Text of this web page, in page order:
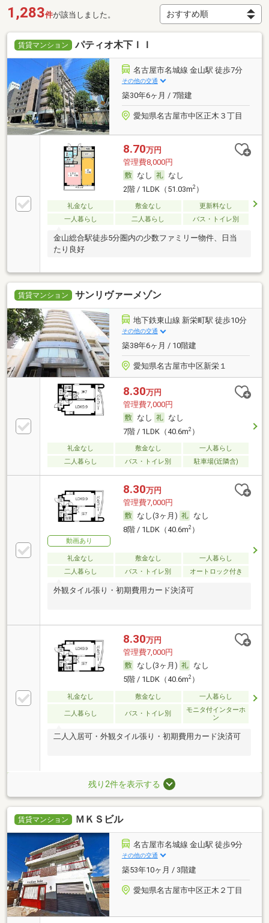
1,283件が該当しました。
賃貸マンション パティオ木下ＩＩ
名古屋市名城線 金山駅 徒歩7分
その他の交通
築30年6ヶ月 / 7階建
愛知県名古屋市中区正木３丁目
8.70万円
管理費8,000円
なし
なし
2階 / 1LDK（51.03m2）
礼金なし 敷金なし
更新料なし
一人暮らし
二人暮らし バス・トイレ別
金山総合駅徒歩5分圏内の少数ファミリー物件、日当
たり良好
賃貸マンション サンリヴァーメゾン
地下鉄東山線 新栄町駅 徒歩10分
その他の交通
築38年6ヶ月 / 10階建
愛知県名古屋市中区新栄１
8.30万円
管理費7,000円
なし
なし
7階 / 1LDK（40.6m2）
礼金なし 敷金なし
一人暮らし
二人暮らし
バス・トイレ別 駐車場(近隣含)
動画あり
8.30万円
管理費7,000円
なし(3ヶ月)
なし
8階 / 1LDK（40.6m2）
礼金なし 敷金なし
一人暮らし
二人暮らし
バス・トイレ別 オートロック付き
外観タイル張り・初期費用カード決済可
8.30万円
管理費7,000円
なし(3ヶ月)
なし
5階 / 1LDK（40.6m2）
礼金なし 敷金なし 一人暮らし
二人暮らし バス・トイレ別
モニタ付インターホ
ン
二人入居可・外観タイル張り・初期費用カード決済可
残り2件を表示する
賃貸マンション ＭＫＳビル
名古屋市名城線 金山駅 徒歩9分
その他の交通
築53年10ヶ月 / 3階建
愛知県名古屋市中区正木２丁目